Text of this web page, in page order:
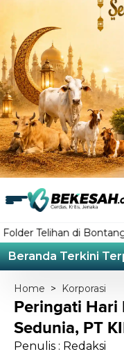
Bontang Ditunda
Beranda Terkini
Home > Korporasi
Peringati
Sedunia, PT
Penulis : Redaksi